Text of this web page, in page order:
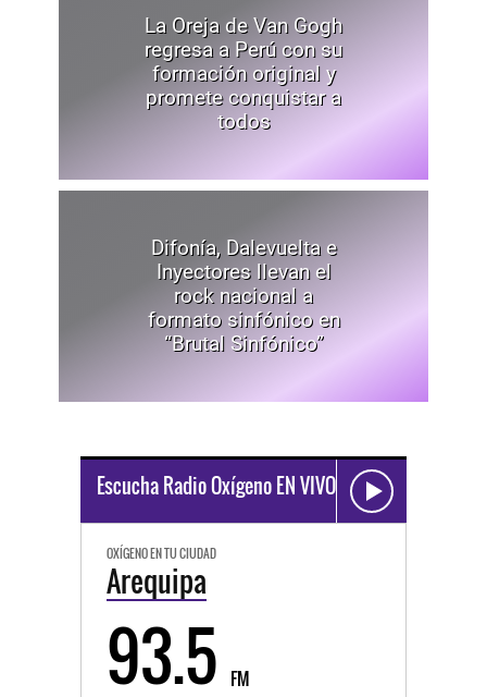
La Oreja de Van Gogh
regresa a Perú con su
formación original y
promete conquistar a
todos
Difonía, Dalevuelta e
Inyectores llevan el
rock nacional a
formato sinfónico en
“Brutal Sinfónico”
Escucha Radio Oxígeno EN VIVO
OXÍGENO EN TU CIUDAD
Arequipa
93.5 FM